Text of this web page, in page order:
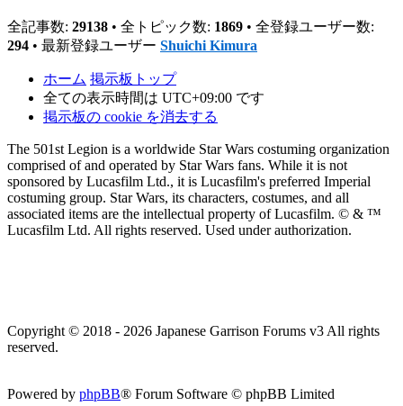
全記事数: 29138 • 全トピック数: 1869 • 全登録ユーザー数:
294 • 最新登録ユーザー Shuichi Kimura
ホーム 掲示板トップ
全ての表示時間は UTC+09:00 です
掲示板の cookie を消去する
The 501st Legion is a worldwide Star Wars costuming organization
comprised of and operated by Star Wars fans. While it is not
sponsored by Lucasfilm Ltd., it is Lucasfilm's preferred Imperial
costuming group. Star Wars, its characters, costumes, and all
associated items are the intellectual property of Lucasfilm. © & ™
Lucasfilm Ltd. All rights reserved. Used under authorization.
Copyright © 2018 - 2026 Japanese Garrison Forums v3 All rights
reserved.
Powered by phpBB® Forum Software © phpBB Limited